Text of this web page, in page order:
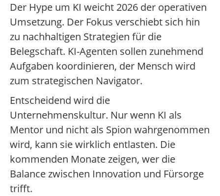
Der Hype um KI weicht 2026 der operativen
Umsetzung. Der Fokus verschiebt sich hin
zu nachhaltigen Strategien für die
Belegschaft. KI-Agenten sollen zunehmend
Aufgaben koordinieren, der Mensch wird
zum strategischen Navigator.
Entscheidend wird die
Unternehmenskultur. Nur wenn KI als
Mentor und nicht als Spion wahrgenommen
wird, kann sie wirklich entlasten. Die
kommenden Monate zeigen, wer die
Balance zwischen Innovation und Fürsorge
trifft.